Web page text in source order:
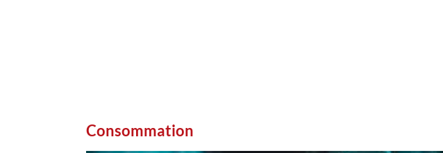
Consommation